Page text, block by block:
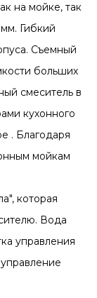
на мойке, так
Гибкий
Съемный
больших
смеситель в
кухонного
. Благодаря
мойкам
которая
Вода
управления